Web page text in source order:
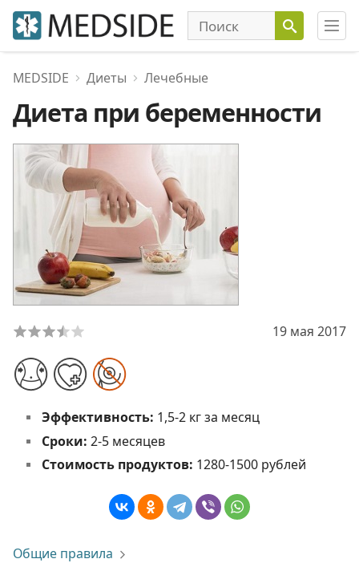
MEDSIDE Диеты Лечебные
Диета при беременности
19 мая 2017
Эффективность: 1,5-2 кг за месяц
Сроки: 2-5 месяцев
Стоимость продуктов: 1280-1500 рублей
Общие правила